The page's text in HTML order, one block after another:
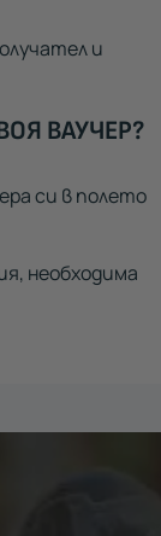
и
ВАУЧЕР?
си в полето
необходима